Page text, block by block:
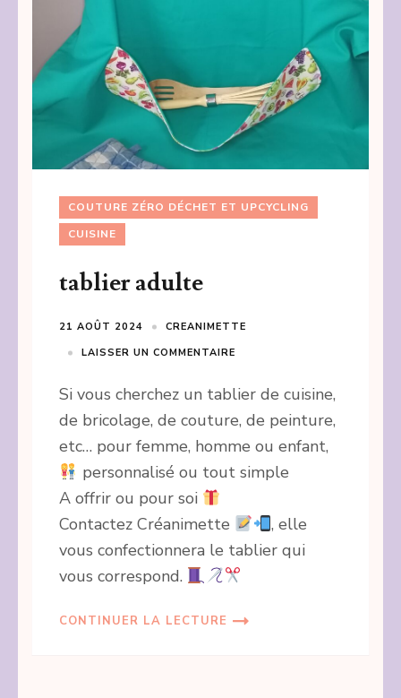
COUTURE ZÉRO DÉCHET ET UPCYCLING
CUISINE
tablier adulte
21 AOÛT 2024
CREANIMETTE
LAISSER UN COMMENTAIRE
Si vous cherchez un tablier de cuisine,
de bricolage, de couture, de peinture,
etc… pour femme, homme ou enfant,
personnalisé ou tout simple
A offrir ou pour soi
Contactez Créanimette
, elle
vous confectionnera le tablier qui
vous correspond.
CONTINUER LA LECTURE